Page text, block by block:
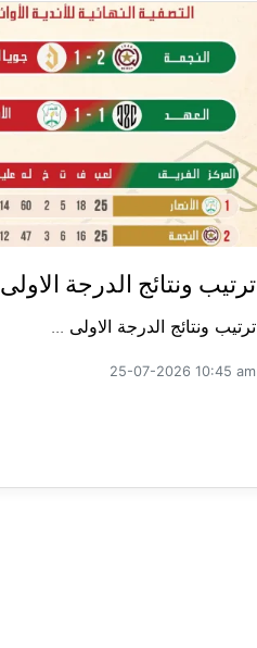
ترتيب ونتائج الدرجة الاولى
ترتيب ونتائج الدرجة الاولى ...
25-07-2026 10:45 am